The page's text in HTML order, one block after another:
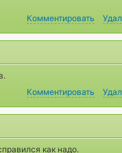
Комментировать
Комментировать
как надо.